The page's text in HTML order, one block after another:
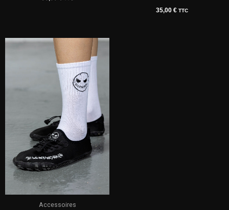
35,00 € TTC
Accessoires